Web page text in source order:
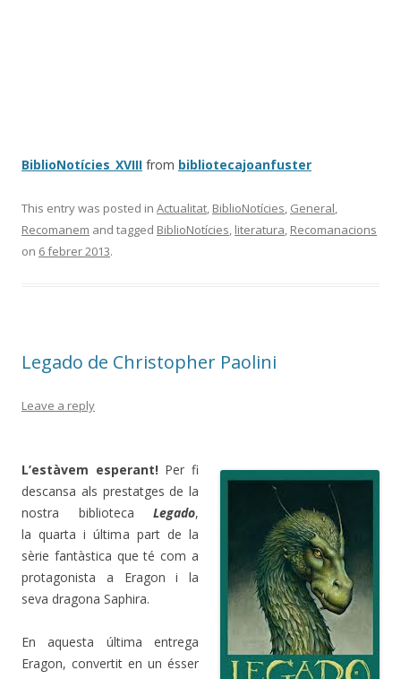
BiblioNotícies_XVIII from bibliotecajoanfuster
This entry was posted in Actualitat BiblioNotícies General
Recomanem and tagged BiblioNotícies literatura Recomanacions
on 6 febrer 2013.
Legado de Christopher Paolini
Leave a reply
L’estàvem esperant!Per fi
descansa als prestatges de la
nostra biblioteca Legado,
la quarta i última part de la
sèrie fantàstica que té com a
protagonista a Eragon i la
seva dragona Saphira.
En aquesta última entrega
Eragon, convertit en un ésser